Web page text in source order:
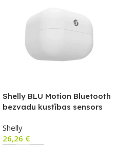
Shelly BLU Motion Bluetooth
bezvadu kustības sensors
Shelly
26,26 €